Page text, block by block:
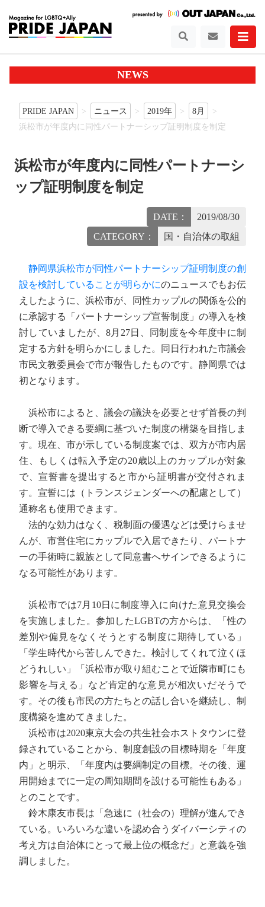
NEWS
PRIDE JAPAN ニュース 2019年
8月
浜松市が年度内に同性パートナーシップ証明制度を制定
浜松市が年度内に同性パートナーシ
ップ証明制度を制定
DATE：
2019/08/30
CATEGORY：
国・自治体の取組
静岡県浜松市が同性パートナーシップ証明制度の創
設を検討していることが明らかにのニュースでもお伝
えしたように、浜松市が、同性カップルの関係を公的
に承認する「パートナーシップ宣誓制度」の導入を検
討していましたが、8月27日、同制度を今年度中に制
定する方針を明らかにしました。同日行われた市議会
市民文教委員会で市が報告したものです。静岡県では
初となります。
浜松市によると、議会の議決を必要とせず首長の判
断で導入できる要綱に基づいた制度の構築を目指しま
す。現在、市が示している制度案では、双方が市内居
住、もしくは転入予定の20歳以上のカップルが対象
で、宣誓書を提出すると市から証明書が交付されま
す。宣誓には（トランスジェンダーへの配慮として）
通称名も使用できます。
法的な効力はなく、税制面の優遇などは受けらませ
んが、市営住宅にカップルで入居できたり、パートナ
ーの手術時に親族として同意書へサインできるように
なる可能性があります。
浜松市では7月10日に制度導入に向けた意見交換会
を実施しました。参加したLGBTの方からは、「性の
差別や偏見をなくそうとする制度に期待している」
「学生時代から苦しんできた。検討してくれて泣くほ
どうれしい」「浜松市が取り組むことで近隣市町にも
影響を与える」など肯定的な意見が相次いだそうで
す。その後も市民の方たちとの話し合いを継続し、制
度構築を進めてきました。
浜松市は2020東京大会の共生社会ホストタウンに登
録されていることから、制度創設の目標時期を「年度
内」と明示、「年度内は要綱制定の目標。その後、運
用開始までに一定の周知期間を設ける可能性もある」
とのことです。
鈴木康友市長は「急速に（社会の）理解が進んでき
ている。いろいろな違いを認め合うダイバーシティの
考え方は自治体にとって最上位の概念だ」と意義を強
調しました。